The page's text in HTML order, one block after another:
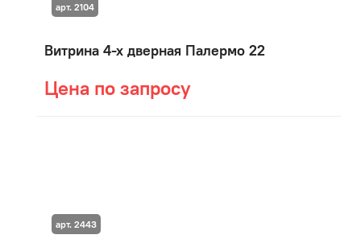
Витрина 4-х дверная Палермо 22
Цена по запросу
арт. 2104
арт. 2443